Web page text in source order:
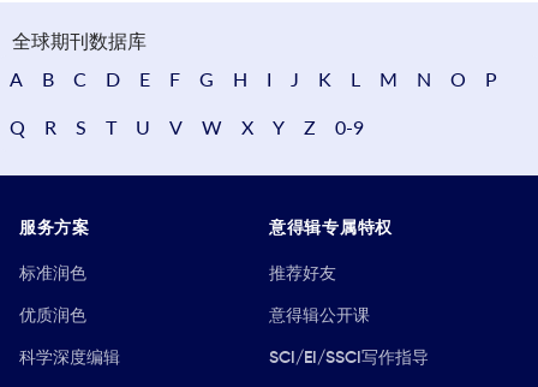
全球期刊数据库
A
B C D E F G H I J K L M N O P
Q R S T U V W X Y Z 0-9